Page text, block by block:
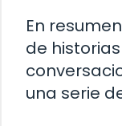
En
de
una serie